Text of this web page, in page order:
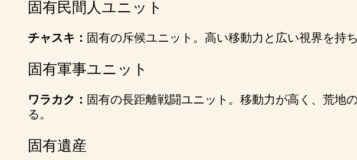
固有民間人ユニット
チャスキ： 固有の斥候ユニット。高い移動力と広い視界を持
固有軍事ユニット
ワラカク： 固有の長距離戦闘ユニット。移動力が高く、荒地
る。
固有遺産